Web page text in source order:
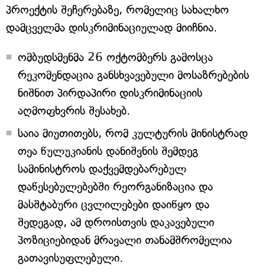
პროექტის შეჩერებაზე, რომელიც სახალხო
დამცველმა დისკრიმინაციულად მიიჩნია.
ომბუდსმენმა 26 ოქტომბერს გამოსცა
რეკომენდაცია განსხვავებული მოსაზრებების
ნიშნით პირდაპირი დისკრიმინაციის
აღმოფხვრის შესახებ.
საია მიუთითებს, რომ კულტურის მინისტრად
თეა წულუკიანის დანიშვნის შემდეგ
სამინისტროს დაქვემდებარებულ
დაწესებულებებში რეორგანიზაცია და
მასშტაბური ცვლილებები დაიწყო და
შედეგად, ამ დროისთვის დაკავებული
პოზიციებიდან მრავალი თანამშრომელია
გათავისუფლებული.